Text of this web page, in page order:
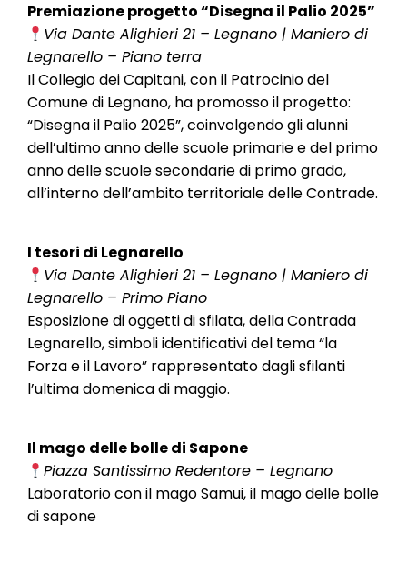
Premiazione progetto “Disegna il Palio 2025”
Via Dante Alighieri 21 – Legnano | Maniero di
Legnarello – Piano terra
Il Collegio dei Capitani, con il Patrocinio del
Comune di Legnano, ha promosso il progetto:
“Disegna il Palio 2025”, coinvolgendo gli alunni
dell’ultimo anno delle scuole primarie e del primo
anno delle scuole secondarie di primo grado,
all’interno dell’ambito territoriale delle Contrade.
I tesori di Legnarello
Via Dante Alighieri 21 – Legnano | Maniero di
Legnarello – Primo Piano
Esposizione di oggetti di sfilata, della Contrada
Legnarello, simboli identificativi del tema “la
Forza e il Lavoro” rappresentato dagli sfilanti
l’ultima domenica di maggio.
Il mago delle bolle di Sapone
Piazza Santissimo Redentore – Legnano
Laboratorio con il mago Samui, il mago delle bolle
di sapone